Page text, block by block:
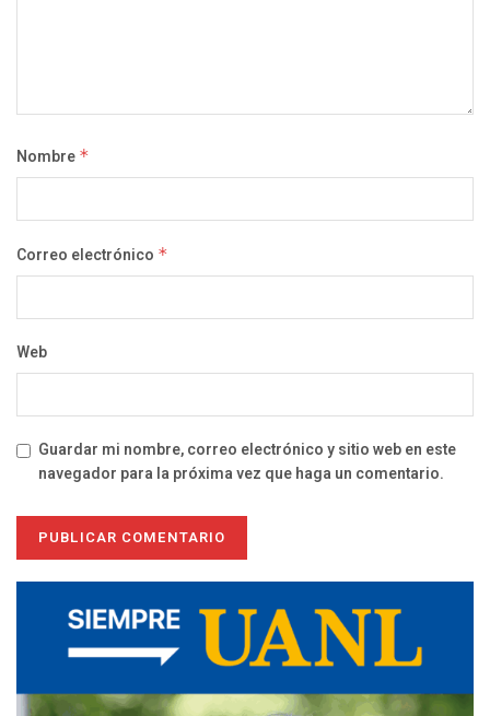
Nombre *
Correo electrónico *
Web
Guardar mi nombre, correo electrónico y sitio web en este
navegador para la próxima vez que haga un comentario.